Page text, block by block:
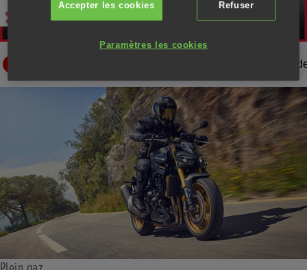
Technologies
Refuser
Accepter les cookies
Paramètres les cookies